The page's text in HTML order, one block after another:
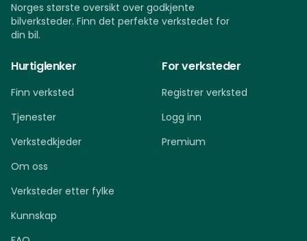
Norges største oversikt over godkjente
bilverksteder. Finn det perfekte verkstedet for
din bil.
Hurtiglenker
Finn verksted
Tjenester
Verkstedkjeder
Om oss
Verksteder etter fylke
Kunnskap
For verksteder
Registrer verksted
Logg inn
Premium